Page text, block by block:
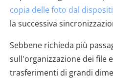
copia delle foto dal
la successiva
Sebbene richieda più
sull'organizzazione dei file
trasferimenti di grandi